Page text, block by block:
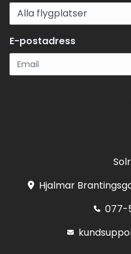
E-postadress
Hjalmar
077-